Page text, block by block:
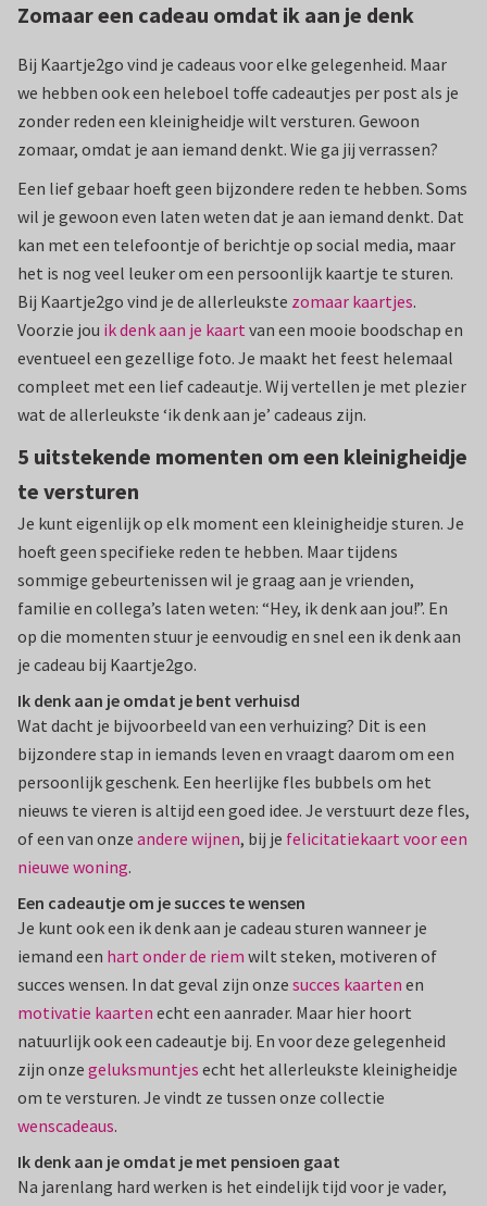
Zomaar een cadeau omdat ik aan je denk
Bij Kaartje2go vind je cadeaus voor elke gelegenheid. Maar
we hebben ook een heleboel toffe cadeautjes per post als je
zonder reden een kleinigheidje wilt versturen. Gewoon
zomaar, omdat je aan iemand denkt. Wie ga jij verrassen?
Een lief gebaar hoeft geen bijzondere reden te hebben. Soms
wil je gewoon even laten weten dat je aan iemand denkt. Dat
kan met een telefoontje of berichtje op social media, maar
het is nog veel leuker om een persoonlijk kaartje te sturen.
Bij Kaartje2go vind je de allerleukste zomaar kaartjes.
Voorzie jou ik denk aan je kaart van een mooie boodschap en
eventueel een gezellige foto. Je maakt het feest helemaal
compleet met een lief cadeautje. Wij vertellen je met plezier
wat de allerleukste ‘ik denk aan je’ cadeaus zijn.
5 uitstekende momenten om een kleinigheidje
te versturen
Je kunt eigenlijk op elk moment een kleinigheidje sturen. Je
hoeft geen specifieke reden te hebben. Maar tijdens
sommige gebeurtenissen wil je graag aan je vrienden,
familie en collega’s laten weten: “Hey, ik denk aan jou!”. En
op die momenten stuur je eenvoudig en snel een ik denk aan
je cadeau bij Kaartje2go.
Ik denk aan je omdat je bent verhuisd
Wat dacht je bijvoorbeeld van een verhuizing? Dit is een
bijzondere stap in iemands leven en vraagt daarom om een
persoonlijk geschenk. Een heerlijke fles bubbels om het
nieuws te vieren is altijd een goed idee. Je verstuurt deze fles,
of een van onze andere wijnen, bij je felicitatiekaart voor een
nieuwe woning.
Een cadeautje om je succes te wensen
Je kunt ook een ik denk aan je cadeau sturen wanneer je
iemand een hart onder de riem wilt steken, motiveren of
succes wensen. In dat geval zijn onze succes kaarten en
motivatie kaarten echt een aanrader. Maar hier hoort
natuurlijk ook een cadeautje bij. En voor deze gelegenheid
zijn onze geluksmuntjes echt het allerleukste kleinigheidje
om te versturen. Je vindt ze tussen onze collectie
wenscadeaus.
Ik denk aan je omdat je met pensioen gaat
Na jarenlang hard werken is het eindelijk tijd voor je vader,